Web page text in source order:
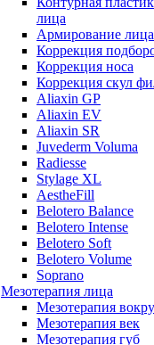
лица
Армирование
Коррекция
Коррекция носа
Коррекция скул
Aliaxin GP
Aliaxin EV
Aliaxin SR
Juvederm Voluma
Radiesse
Stylage XL
AestheFill
Belotero Balance
Belotero Intense
Belotero Soft
Belotero Volume
Soprano
Мезотерапия лица
Мезотерапия
Мезотерапия век
Мезотерапия губ